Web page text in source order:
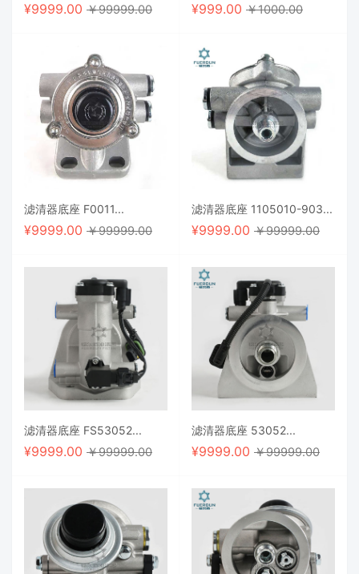
¥9999.00 ￥99999.00 ¥999.00 ￥1000.00
滤清器底座 F0011...
¥9999.00 ￥99999.00
滤清器底座 1105010-903...
¥9999.00 ￥99999.00
滤清器底座 FS53052...
¥9999.00 ￥99999.00
滤清器底座 53052...
¥9999.00 ￥99999.00